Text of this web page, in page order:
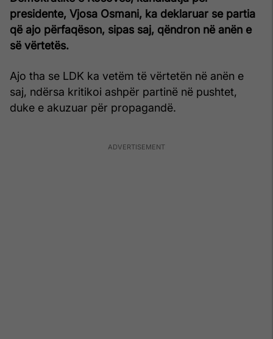
presidente, Vjosa Osmani, ka deklaruar se partia
që ajo përfaqëson, sipas saj, qëndron në anën e
së vërtetës.
Ajo tha se LDK ka vetëm të vërtetën në anën e
saj, ndërsa kritikoi ashpër partinë në pushtet,
duke e akuzuar për propagandë.